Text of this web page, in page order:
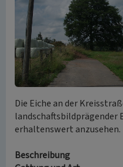
Die Eiche an der
landschaftsbildprägender
erhaltenswert anzusehen.
Beschreibung